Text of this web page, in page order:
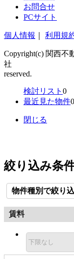
お問合せ
PCサイト
個人情報 利用規
Copyright(c) 関西不
社 リンク
reserved.
検討リスト 0
最近見た物件0
閉じる
絞り込み条
物件種別で絞り
賃料